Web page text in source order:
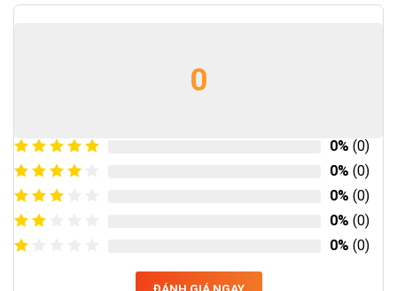
0
0% (0)
0% (0)
0% (0)
0% (0)
0% (0)
ĐÁNH GIÁ NGAY